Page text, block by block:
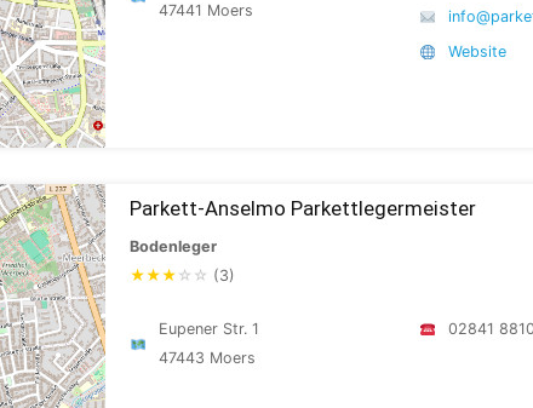
47441 Moers
Website
Parkett-Anselmo Parkettlegermeister
Bodenleger
★★★ ☆ ☆ (3)
Eupener Str. 1
47443 Moers
02841